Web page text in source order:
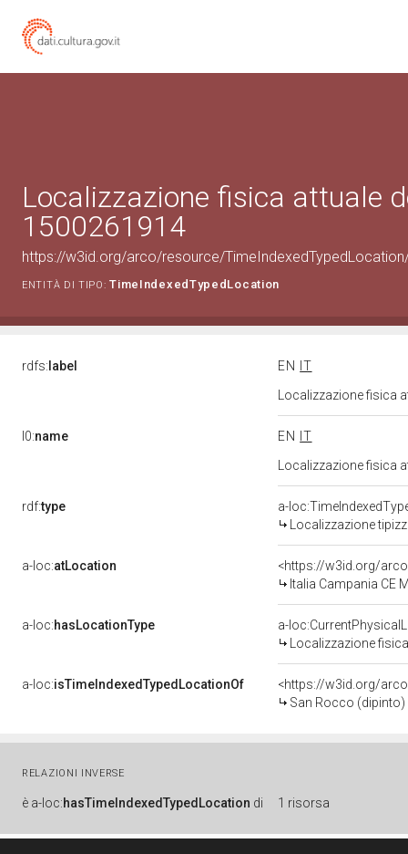
Localizzazione fisica attuale
1500261914
https://w3id.org/arco/resource/
ENTITÀ DI TIPO: TimeIndexedTypedLocation
rdfs: label EN
IT
Localizzazione fisica
l0:name EN
IT
Localizzazione fisica
rdf:type
a-
Localizzazione
a-loc:atLocation
<https://w3id.org/
Italia Campania CE
a-loc:hasLocationType
a-
Localizzazione
a-loc:isTimeIndexedTypedLocationOf
<https://w3id.org/
San Rocco
RELAZIONI INVERSE
è a-loc:hasTimeIndexedTypedLocation di 1 risorsa